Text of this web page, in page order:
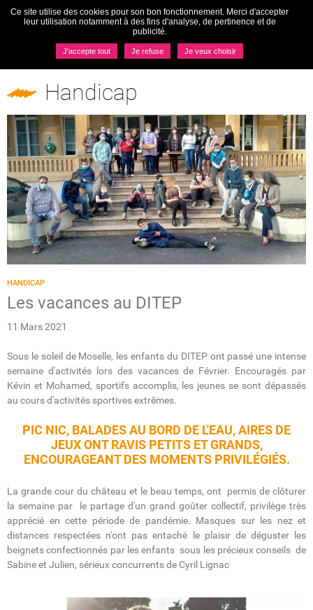
Pôles
Handicap
HANDICAP
Les vacances au DITEP
11 Mars 2021
Sous le soleil de Moselle, les enfants du DITEP ont passé une intense
semaine d'activités lors des vacances de Février. Encouragés par
Kévin et Mohamed, sportifs accomplis, les jeunes se sont dépassés
au cours d'activités sportives extrêmes.
PIC NIC, BALADES AU BORD DE L'EAU, AIRES DE
JEUX ONT RAVIS PETITS ET GRANDS,
ENCOURAGEANT DES MOMENTS PRIVILÉGIÉS.
La grande cour du château et le beau temps, ont permis de clôturer
la semaine par le partage d'un grand goûter collectif, privilège très
apprécié en cette période de pandémie. Masques sur les nez et
distances respectées n'ont pas entaché le plaisir de déguster les
beignets confectionnés par les enfants sous les précieux conseils de
Sabine et Julien, sérieux concurrents de Cyril Lignac
Ce site utilise des cookies pour son bon fonctionnement. Merci d'accepter
leur utilisation notamment à des fins d'analyse, de pertinence et de
publicité.
J'accepte tout Je refuse Je veux choisir